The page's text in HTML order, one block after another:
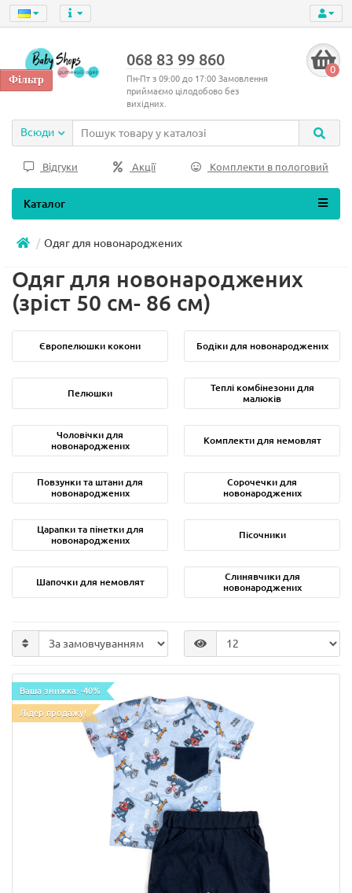
068 83 99 860
Пн-Пт з 09:00 до 17:00 Замовлення
приймаємо цілодобово без
вихідних.
0
Всюди
Відгуки Акції Комплекти в пологовий
Каталог
Одяг для новонароджених
Одяг для новонароджених
(зріст 50 см- 86 см)
Європелюшки кокони Бодіки для новонароджених
Пелюшки
Теплі комбінезони для
малюків
Чоловічки для
новонароджених
Комплекти для немовлят
Повзунки та штани для
новонароджених
Сорочечки для
новонароджених
Царапки та пінетки для
новонароджених
Пісочники
Шапочки для немовлят
Слинявчики для
новонароджених
Ваша знижка: -40%
Лідер продажу!